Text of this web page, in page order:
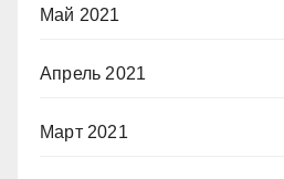
Май 2021
Апрель 2021
Март 2021